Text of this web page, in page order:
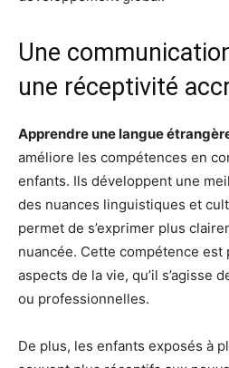
Une
une réceptivité
Apprendre une langue
améliore les compétences en
enfants. Ils développent une
des nuances linguistiques et
permet de s’exprimer plus
nuancée. Cette compétence
aspects de la vie, qu’il s’agisse
ou professionnelles.
De plus, les enfants exposés à